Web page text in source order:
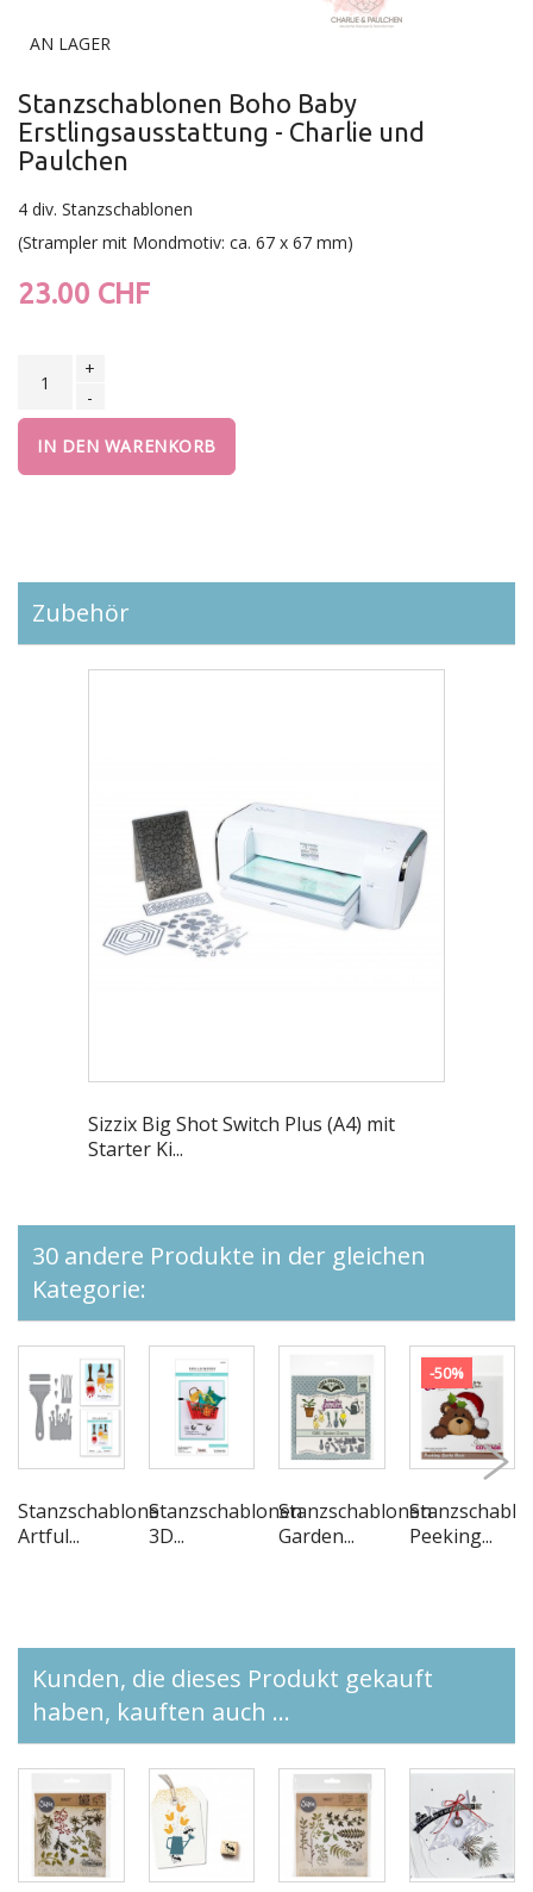
AN LAGER
Stanzschablonen Boho Baby
Erstlingsausstattung - Charlie und
Paulchen
4 div. Stanzschablonen
(Strampler mit Mondmotiv: ca. 67 x 67 mm)
23.00 CHF
+
-
IN DEN WARENKORB
Zubehör
Sizzix Big Shot Switch Plus (A4) mit
Starter Ki...
30 andere Produkte in der gleichen
Kategorie:
Stanzschablone
Artful...
Stanzschablonen
3D...
Stanzschablonen
Garden...
-50%
Peeking...
Kunden, die dieses Produkt gekauft
haben, kauften auch ...